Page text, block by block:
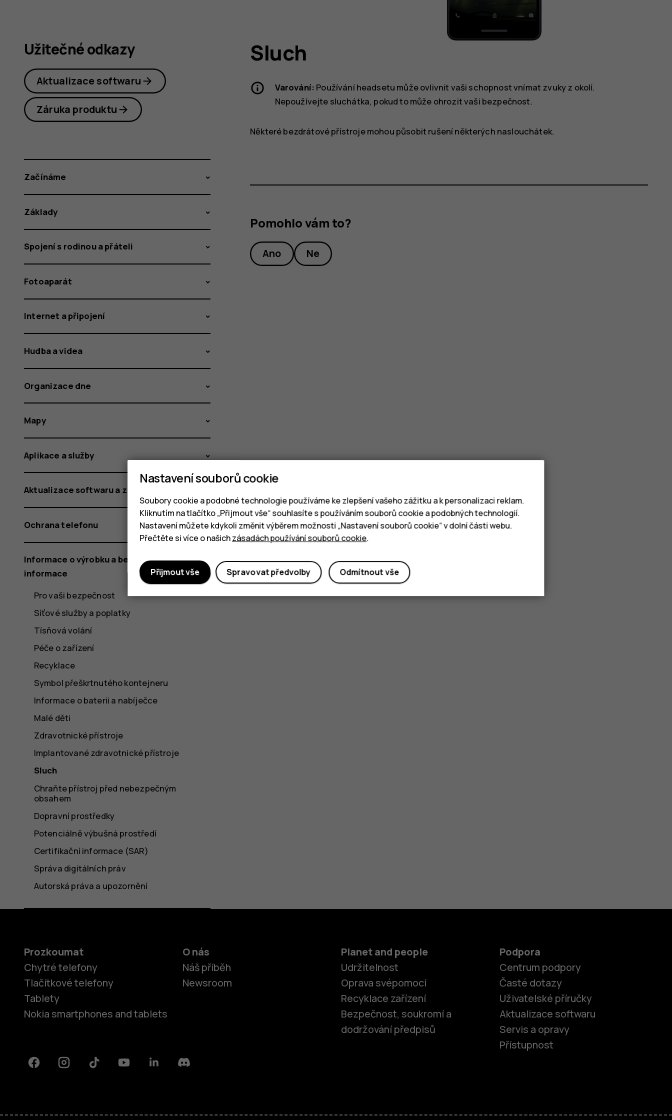
Sluch
Varování: Používání headsetu může ovlivnit vaši schopnost vnímat zvuky z okolí.
Nepoužívejte sluchátka, pokud to může ohrozit vaši bezpečnost.
Některé bezdrátové přístroje mohou působit rušení některých naslouchátek.
Pomohlo vám to?
Ano Ne
Užitečné odkazy
Aktualizace softwaru
Záruka produktu
Začínáme
Základy
Spojení s rodinou a přáteli
Fotoaparát
Internet a připojení
Hudba a videa
Organizace dne
Mapy
Aplikace a služby
Aktualizace softwaru a zálohování
Ochrana telefonu
Informace o výrobku a bezpečnostní
informace
Pro vaši bezpečnost
Síťové služby a poplatky
Tísňová volání
Péče o zařízení
Recyklace
Symbol přeškrtnutého kontejneru
Informace o baterii a nabíječce
Malé děti
Zdravotnické přístroje
Implantované zdravotnické přístroje
Sluch
Chraňte přístroj před nebezpečným
obsahem
Dopravní prostředky
Potenciálně výbušná prostředí
Certifikační informace (SAR)
Správa digitálních práv
Autorská práva a upozornění
Prozkoumat
Chytré telefony
Tlačítkové telefony
Tablety
Nokia smartphones and tablets
O nás
Náš příběh
Newsroom
Planet and people
Udržitelnost
Oprava svépomocí
Recyklace zařízení
Bezpečnost, soukromí a
dodržování předpisů
Podpora
Centrum podpory
Časté dotazy
Uživatelské příručky
Aktualizace softwaru
Servis a opravy
Přístupnost
FacebookInstagramTiktok YoutubeLinkedinDiscord
Nastavení souborů cookie
Soubory cookie a podobné technologie používáme ke zlepšení vašeho zážitku a k personalizaci reklam.
Kliknutím na tlačítko „Přijmout vše“ souhlasíte s používáním souborů cookie a podobných technologií.
Nastavení můžete kdykoli změnit výběrem možnosti „Nastavení souborů cookie“ v dolní části webu.
Přečtěte si více o našichzásadách používání souborů cookie.
Odmítnout vše
Spravovat předvolby
Přijmout vše